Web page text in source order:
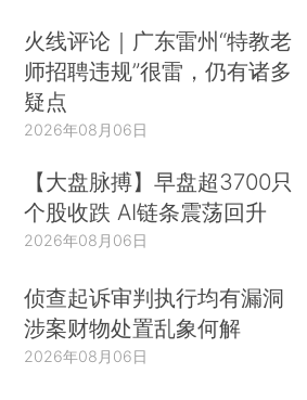
火线评论｜广东雷州“特教老
师招聘违规”很雷，仍有诸多
疑点
2026年08月06日
【大盘脉搏】早盘超3700只
个股收跌 AI链条震荡回升
2026年08月06日
侦查起诉审判执行均有漏洞
涉案财物处置乱象何解
2026年08月06日